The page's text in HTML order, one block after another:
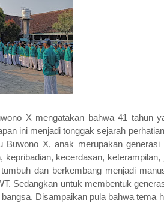
X mengatakan bahwa 41 tahun
ini menjadi tonggak sejarah
X, anak merupakan generasi
kecerdasan, keterampilan,
dan berkembang menjadi
Sedangkan untuk membentuk
Disampaikan pula bahwa tema